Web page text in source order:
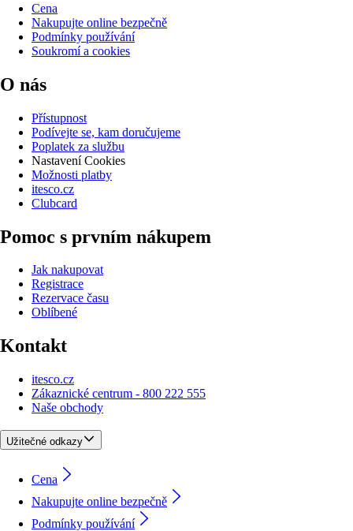
Cena
Nakupujte online bezpečně
Podmínky používání
Soukromí a cookies
O nás
Přístupnost
Podívejte se, kam doručujeme
Poplatek za službu
Nastavení Cookies
Možnosti platby
itesco.cz
Clubcard
Pomoc s prvním nákupem
Jak nakupovat
Registrace
Rezervace času
Oblíbené
Kontakt
itesco.cz
Zákaznické centrum - 800 222 555
Naše obchody
Užitečné odkazy
Cena
Nakupujte online bezpečně
Podmínky používání